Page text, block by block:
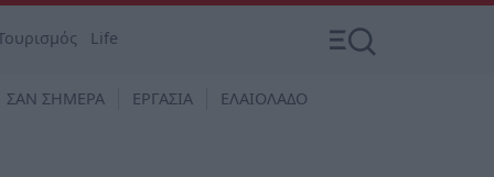
Life
ΣΑΝ ΣΗΜΕΡΑ ΕΡΓΑΣΙΑ ΕΛΑΙΟΛΑΔΟ